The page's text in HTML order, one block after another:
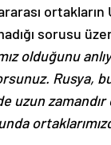
sorusu
olduğunu
Rusya,
uzun